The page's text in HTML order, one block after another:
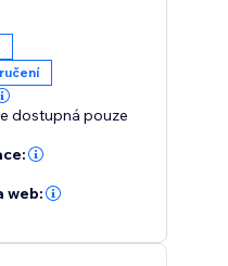
dostupná pouze
web: